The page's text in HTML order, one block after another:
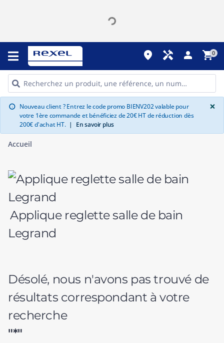
place handyman person shopping_cart0
info Nouveau client ? Entrez le code promo BIENV202 valable pour
votre 1ère commande et bénéficiez de 20€ HT de réduction dès
200€ d'achat HT. | En savoir plus
×
Accueil
Applique reglette salle de bain
Legrand
Désolé, nous n'avons pas trouvé de
résultats correspondant à votre
recherche
"*"